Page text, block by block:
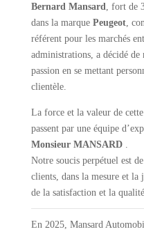
Bernard Mansard , fort de
dans la marque Peugeot,
référent pour les marchés
administrations, a décidé de
passion en se mettant
clientèle.
La force et la valeur de cette
passent par une équipe
Monsieur MANSARD.
Notre soucis perpétuel est
clients, dans la mesure et la
de la satisfaction et la
En 2025, Mansard